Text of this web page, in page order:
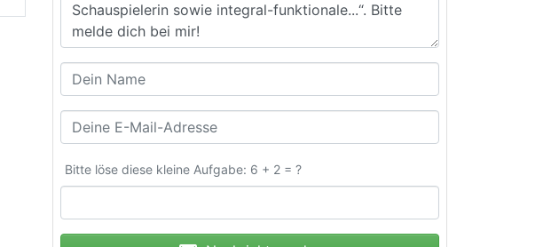
Bitte löse diese kleine Aufgabe: 6 + 2 = ?